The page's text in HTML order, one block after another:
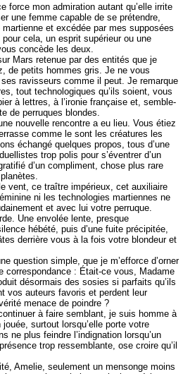
force mon admiration autant qu’elle irrite
une femme capable de se prétendre,
et excédée par mes supposées
cela, un esprit supérieur ou une
concède les deux.
Mars retenue par des entités que je
de petits hommes gris. Je ne vous
ravisseurs comme il peut. Je remarque
tout technologiques qu’ils soient, vous
à lettres, à l’ironie française et, semble-
de perruques blondes.
nouvelle rencontre a eu lieu. Vous étiez
comme le sont les créatures les
échangé quelques propos, tous d’une
trop polis pour s’éventrer d’un
d’un compliment, chose plus rare
vent, ce traître impérieux, cet auxiliaire
ni les technologies martiennes ne
et avec lui votre perruque.
Une envolée lente, presque
hébété, puis d’une fuite précipitée,
derrière vous à la fois votre blondeur et
question simple, que je m’efforce d’orner
correspondance : Était-ce vous, Madame
désormais des sosies si parfaits qu’ils
vos auteurs favoris et perdent leur
menace de poindre ?
à faire semblant, je suis homme à
surtout lorsqu’elle porte votre
ne plus feindre l’indignation lorsqu’un
trop ressemblante, ose croire qu’il
Amelie, seulement un mensonge moins